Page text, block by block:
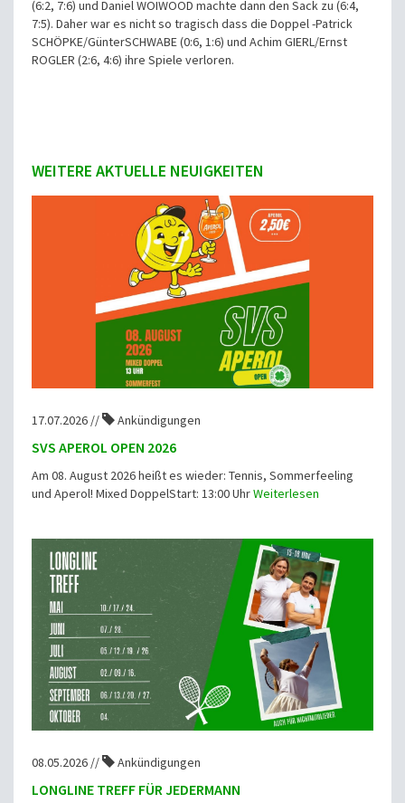
(6:2, 7:6) und Daniel WOIWOOD machte dann den Sack zu (6:4,
7:5). Daher war es nicht so tragisch dass die Doppel -Patrick
SCHÖPKE/GünterSCHWABE (0:6, 1:6) und Achim GIERL/Ernst
ROGLER (2:6, 4:6) ihre Spiele verloren.
WEITERE AKTUELLE NEUIGKEITEN
17.07.2026 // Ankündigungen
SVS APEROL OPEN 2026
Am 08. August 2026 heißt es wieder: Tennis, Sommerfeeling
und Aperol! Mixed DoppelStart: 13:00 UhrWeiterlesen
08.05.2026 // Ankündigungen
LONGLINE TREFF FÜR JEDERMANN